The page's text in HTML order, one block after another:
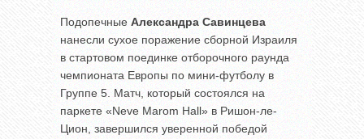
Подопечные Александра Савинцева
нанесли сухое поражение сборной Израиля
в стартовом поединке отборочного раунда
чемпионата Европы по мини-футболу в
Группе 5. Матч, который состоялся на
паркете «Neve Marom Hall» в Ришон-ле-
Цион, завершился уверенной победой